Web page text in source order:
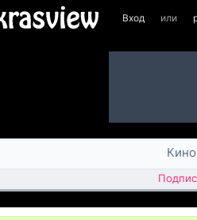
Вход или
Кино